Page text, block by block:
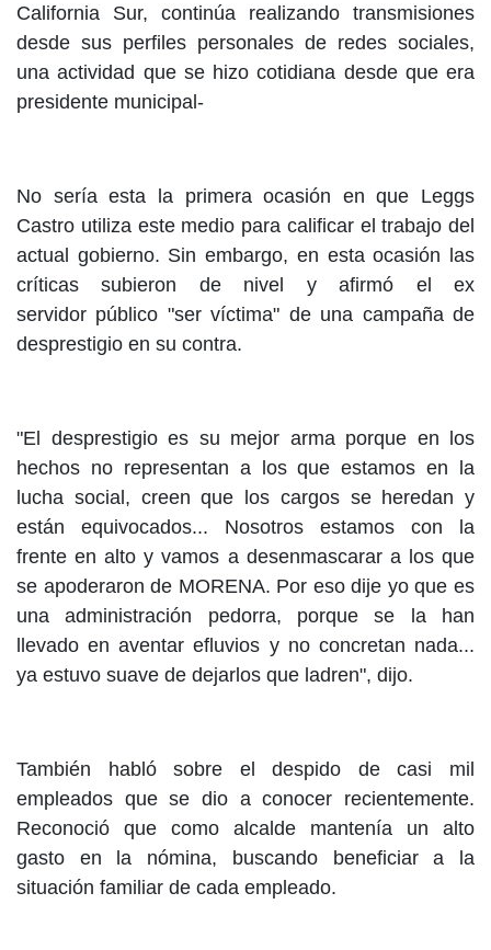
California Sur, continúa realizando transmisiones
desde sus perfiles personales de redes sociales,
una actividad que se hizo cotidiana desde que era
presidente municipal-
No sería esta la primera ocasión en que Leggs
Castro utiliza este medio para calificar el trabajo del
actual gobierno. Sin embargo, en esta ocasión las
críticas subieron de nivel y afirmó el ex
servidor público "ser víctima" de una campaña de
desprestigio en su contra.
"El desprestigio es su mejor arma porque en los
hechos no representan a los que estamos en la
lucha social, creen que los cargos se heredan y
están equivocados... Nosotros estamos con la
frente en alto y vamos a desenmascarar a los que
se apoderaron de MORENA. Por eso dije yo que es
una administración pedorra, porque se la han
llevado en aventar efluvios y no concretan nada...
ya estuvo suave de dejarlos que ladren", dijo.
También habló sobre el despido de casi mil
empleados que se dio a conocer recientemente.
Reconoció que como alcalde mantenía un alto
gasto en la nómina, buscando beneficiar a la
situación familiar de cada empleado.